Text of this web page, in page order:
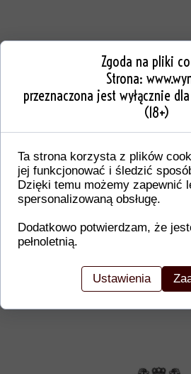
Nasze doświadczenie
PREZENT, PREZENT
GRAWER
Zgoda na pliki
Strona:
przeznaczona jest wyłącznie
(18+)
Ta strona korzysta z plików
jej funkcjonować i śledzić
Dzięki temu możemy zapewnić
spersonalizowaną obsługę.
Dodatkowo potwierdzam, że
pełnoletnią.
Ustawienia